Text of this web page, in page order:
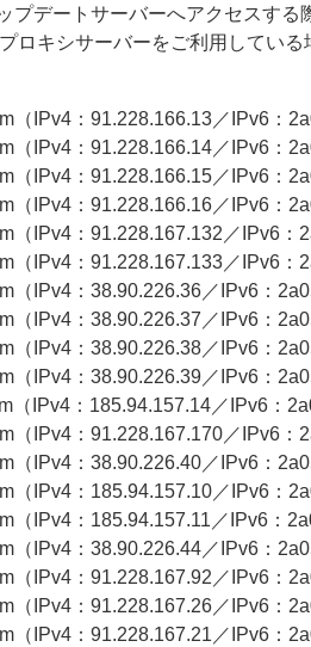
プデートサーバーへアクセスす
ロキシサーバーをご利用してい
（IPv4：91.228.166.13／IPv6：
（IPv4：91.228.166.14／IPv6：
（IPv4：91.228.166.15／IPv6：
（IPv4：91.228.166.16／IPv6：
（IPv4：91.228.167.132／IPv6
（IPv4：91.228.167.133／IPv6
（IPv4：38.90.226.36／IPv6：
（IPv4：38.90.226.37／IPv6：
（IPv4：38.90.226.38／IPv6：
（IPv4：38.90.226.39／IPv6：
（IPv4：185.94.157.14／IPv6：
（IPv4：91.228.167.170／IPv6
（IPv4：38.90.226.40／IPv6：
（IPv4：185.94.157.10／IPv6：
（IPv4：185.94.157.11／IPv6：
（IPv4：38.90.226.44／IPv6：
（IPv4：91.228.167.92／IPv6：
（IPv4：91.228.167.26／IPv6：
（IPv4：91.228.167.21／IPv6：